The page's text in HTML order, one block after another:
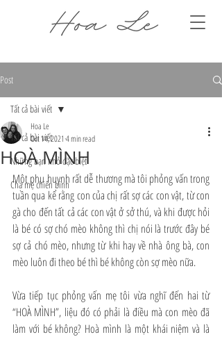
Post
Tất cả bài viết
Những bạn nhỏ đặc biệt
Cha mẹ chiến binh
Tất cả bài viết
HOÀ MÌNH
Hoa Le
Oct 14, 2021 4 min read
Một phụ huynh rất dễ thương mà tôi phỏng vấn trong
tuần qua kể rằng con của chị rất sợ các con vật, từ con
gà cho đến tất cả các con vật ở sở thú, và khi được hỏi
là bé có sợ chó mèo không thì chị nói là trước đây bé
sợ cả chó mèo, nhưng từ khi hay về nhà ông bà, con
mèo luôn đi theo bé thì bé không còn sợ mèo nữa.
Vừa tiếp tục phỏng vấn mẹ tôi vừa nghĩ đến hai từ
“HOÀ MÌNH”, liệu đó có phải là điều mà con mèo đã
làm với bé không? Hoà mình là một khái niệm và là